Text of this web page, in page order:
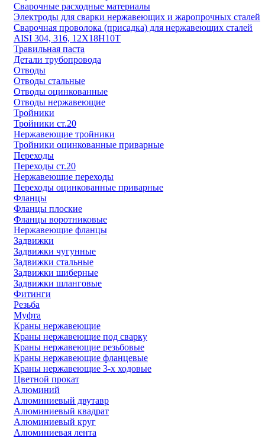
Сварочные расходные материалы
Электроды для сварки нержавеющих и жаропрочных сталей
Сварочная проволока (присадка) для нержавеющих сталей
AISI 304, 316, 12Х18Н10Т
Травильная паста
Детали трубопровода
Отводы
Отводы стальные
Отводы оцинкованные
Отводы нержавеющие
Тройники
Тройники ст.20
Нержавеющие тройники
Тройники оцинкованные приварные
Переходы
Переходы ст.20
Нержавеющие переходы
Переходы оцинкованные приварные
Фланцы
Фланцы плоские
Фланцы воротниковые
Нержавеющие фланцы
Задвижки
Задвижки чугунные
Задвижки стальные
Задвижки шиберные
Задвижки шланговые
Фитинги
Резьба
Муфта
Краны нержавеющие
Краны нержавеющие под сварку
Краны нержавеющие резьбовые
Краны нержавеющие фланцевые
Краны нержавеющие 3-х ходовые
Цветной прокат
Алюминий
Алюминиевый двутавр
Алюминиевый квадрат
Алюминиевый круг
Алюминиевая лента